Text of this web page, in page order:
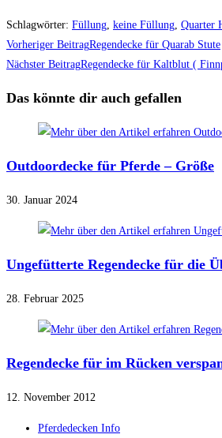
Schlagwörter: Füllung, keine Füllung, Quarter
Weitere
Artikel
ansehen
Vorheriger BeitragRegendecke für Quarab Stute
Nächster BeitragRegendecke für Kaltblut (
Das könnte dir auch gefallen
Outdoordecke für Pferde – Größe
30. Januar 2024
Ungefütterte Regendecke für die
28. Februar 2025
Regendecke für im Rücken
12. November 2012
Pferdedecken Info